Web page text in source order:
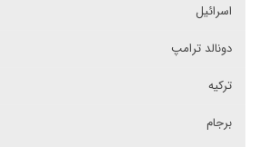
اسرائیل
دونالد ترامپ
ترکیه
برجام